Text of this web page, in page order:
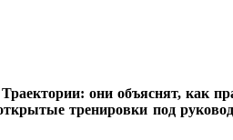
они объяснят, как
тренировки под